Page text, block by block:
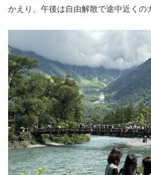
かえり、午後は自由解散で途中近くの